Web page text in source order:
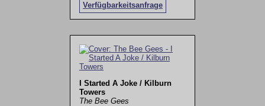
Verfügbarkeitsanfrage
I Started A Joke / Kilburn
Towers
The Bee Gees